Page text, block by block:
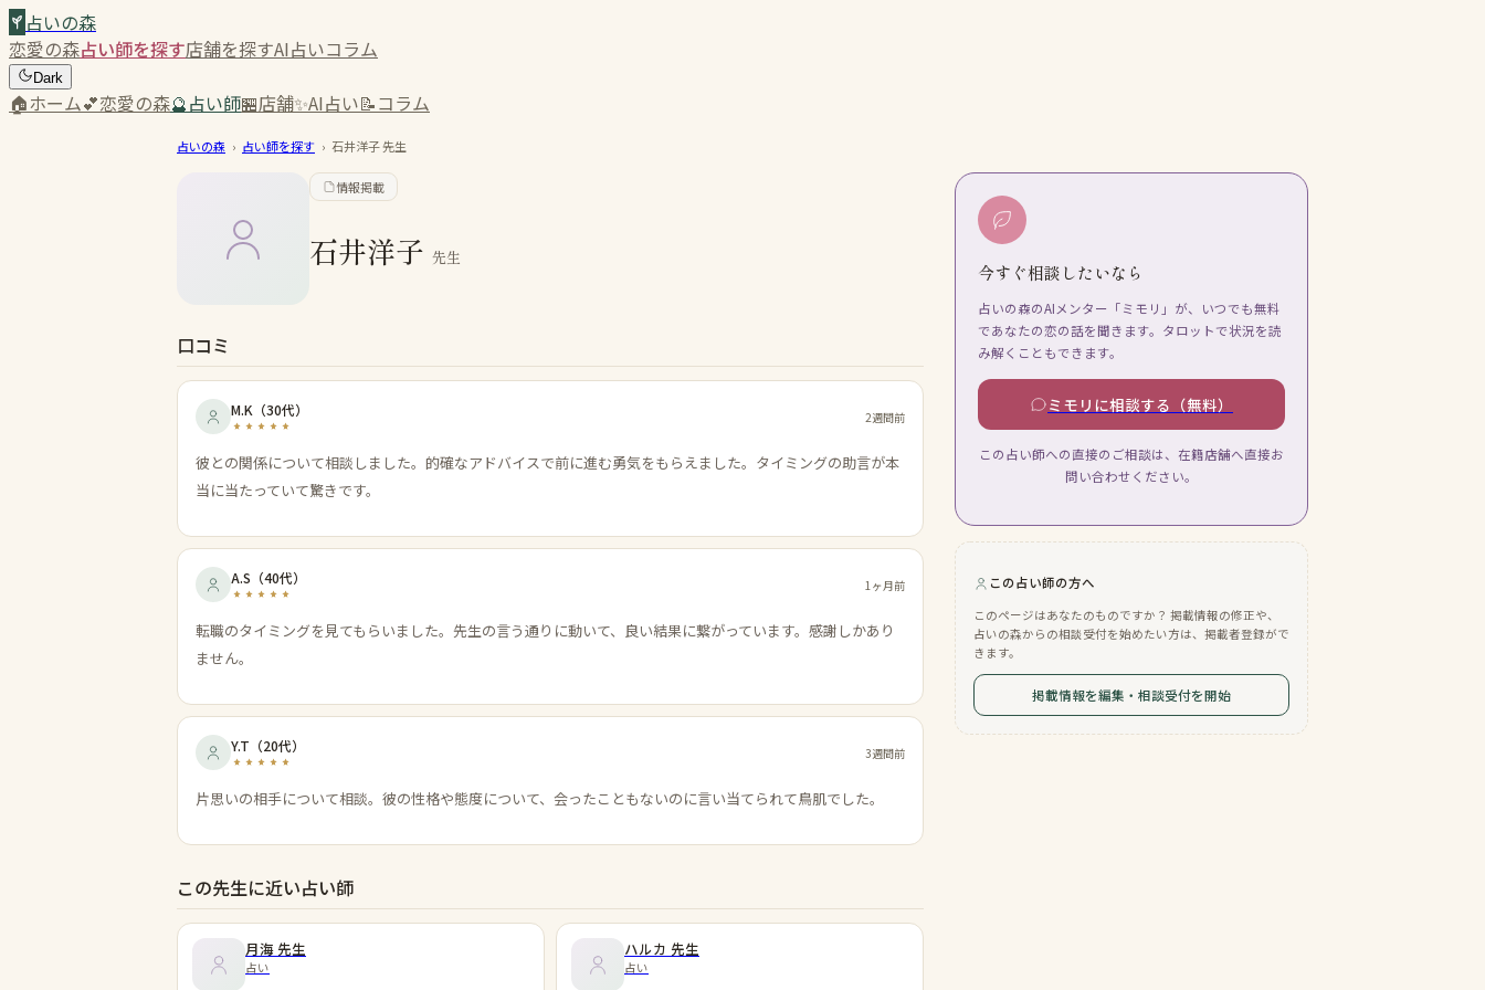
占いの森
恋愛の森占い師を探す店舗を探すAI占いコラム
Dark
🏠ホーム💕恋愛の森🔮占い師🏪店舗✨AI占い📝コラム
占いの森 › 占い師を探す › 石井洋子先生
情報掲載
石井洋子 先生
口コミ
M.K （30代） 2週間前
彼との関係について相談しました。的確なアドバイスで前に進む勇気をもらえました。タイミングの助言が本
当に当たっていて驚きです。
A.S （40代） 1ヶ月前
転職のタイミングを見てもらいました。先生の言う通りに動いて、良い結果に繋がっています。感謝しかあり
ません。
Y.T （20代） 3週間前
片思いの相手について相談。彼の性格や態度について、会ったこともないのに言い当てられて鳥肌でした。
この先生に近い占い師
月海 先生
占い
ハルカ 先生
占い
今すぐ相談したいなら
占いの森のAIメンター「ミモリ」が、いつでも無料
であなたの恋の話を聞きます。タロットで状況を読
み解くこともできます。
ミモリに相談する（無料）
この占い師への直接のご相談は、在籍店舗へ直接お
問い合わせください。
この占い師の方へ
このページはあなたのものですか？ 掲載情報の修正や、
占いの森からの相談受付を始めたい方は、掲載者登録がで
きます。
掲載情報を編集・相談受付を開始